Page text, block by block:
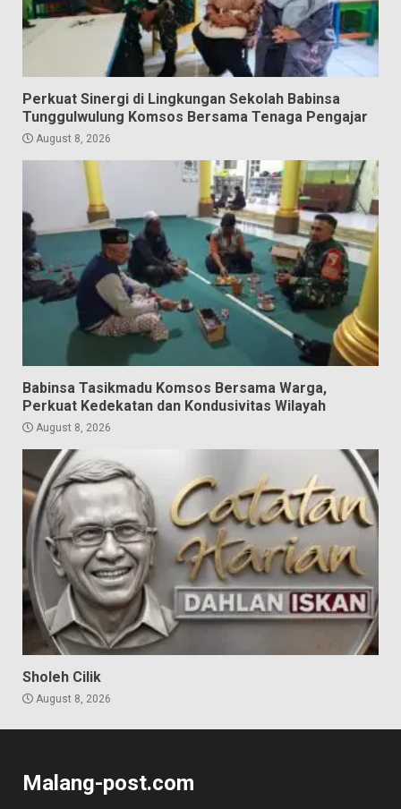
Perkuat Sinergi di Lingkungan Sekolah Babinsa
Tunggulwulung Komsos Bersama Tenaga Pengajar
August 8, 2026
Babinsa Tasikmadu Komsos Bersama Warga,
Perkuat Kedekatan dan Kondusivitas Wilayah
August 8, 2026
Sholeh Cilik
August 8, 2026
Malang-post.com